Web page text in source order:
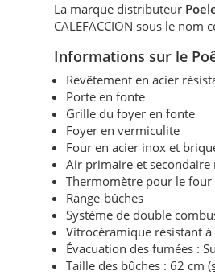
La marque distributeur
CALEFACCION sous le nom
Informations sur le
Revêtement en acier
Porte en fonte
Grille du foyer en fonte
Foyer en vermiculite
Four en acier inox et
Air primaire et secondaire
Thermomètre pour le four
Range-bûches
Système de double
Vitrocéramique résistant à
Évacuation des fumées :
Taille des bûches : 62 cm